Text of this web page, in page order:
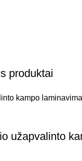
produktai
užapvalinto